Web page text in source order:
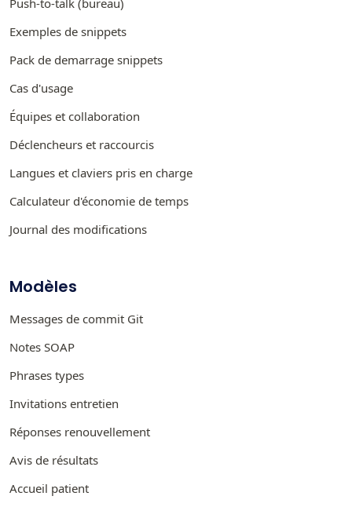
Exemples de snippets
Pack de demarrage snippets
Cas d'usage
Équipes et collaboration
Déclencheurs et raccourcis
Langues et claviers pris en charge
Calculateur d'économie de temps
Journal des modifications
Modèles
Messages de commit Git
Notes SOAP
Phrases types
Invitations entretien
Réponses renouvellement
Avis de résultats
Accueil patient